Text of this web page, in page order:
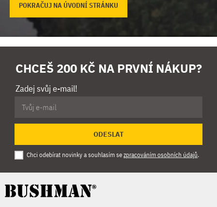
POKRAČUJ NA ÚVODNÍ STRÁNKU
CHCEŠ 200 KČ NA PRVNÍ NÁKUP?
Zadej svůj e-mail!
ODESLAT
Chci odebírat novinky a souhlasím sezpracováním osobních údajů.